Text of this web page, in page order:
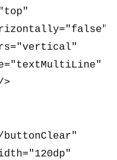
>
buttonClear"